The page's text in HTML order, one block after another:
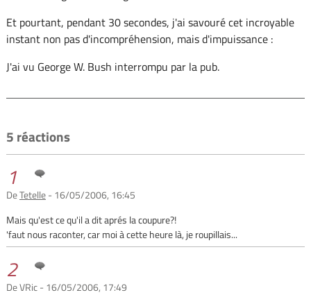
Et pourtant, pendant 30 secondes, j'ai savouré cet incroyable
instant non pas d'incompréhension, mais d'impuissance :
J'ai vu George W. Bush interrompu par la pub.
5 réactions
1
DeTetelle- 16/05/2006, 16:45
Mais qu'est ce qu'il a dit aprés la coupure?!
'faut nous raconter, car moi à cette heure là, je roupillais...
2
De VRic - 16/05/2006, 17:49